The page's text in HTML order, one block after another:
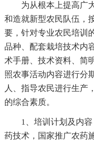
为从根本上提高广
和造就新型农民队伍，
要，针对专业农民培训
品种、配套栽培技术内
术手册、技术资料、简
照农事活动内容进行分
人、指导农民进行生产
的综合素质。
1、培训计划及内
药技术，国家推广农药